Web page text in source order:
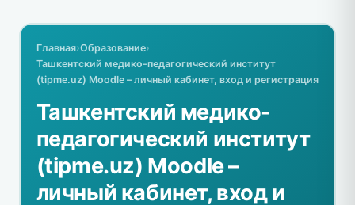
Главная›Образование›
Ташкентский медико-педагогический институт
(tipme.uz) Moodle – личный кабинет, вход и регистрация
Ташкентский медико-
педагогический институт
(tipme.uz) Moodle –
личный кабинет, вход и